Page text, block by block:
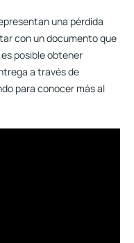
una pérdida
con un documento que
posible obtener
a través de
para conocer más al